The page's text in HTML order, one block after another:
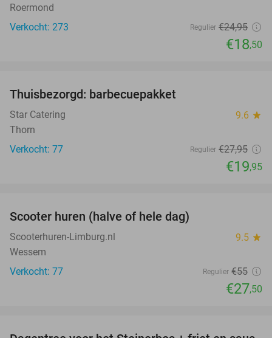
Roermond
Verkocht: 273
Regulier €24,95
€18,50
Thuisbezorgd: barbecuepakket
Star Catering 9.6 star
Thorn
Verkocht: 77
Regulier €27,95
€19,95
Scooter huren (halve of hele dag)
Scooterhuren-Limburg.nl 9.5 star
Wessem
Verkocht: 77
Regulier €55
€27,50